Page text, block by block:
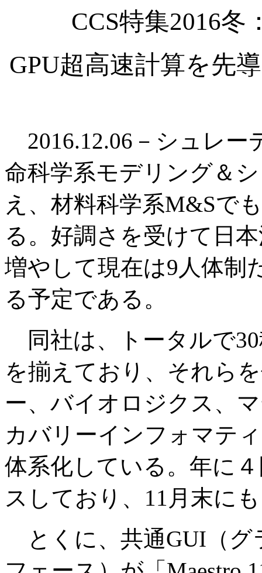
CCS特集2016
GPU超高速計算を先
2016.12.06－シュレー
命科学系モデリング＆
え、材料科学系M&Sで
る。好調さを受けて日
増やして現在は9人体制
る予定である。
同社は、トータルで
を揃えており、それら
ー、バイオロジクス、
カバリーインフォマテ
体系化している。年に
スしており、11月末に
とくに、共通GUI（グ